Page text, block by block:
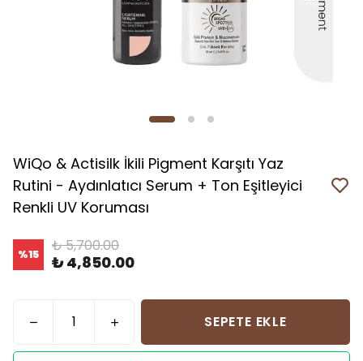
WiQo & Actisilk İkili Pigment Karşıtı Yaz
Rutini - Aydınlatıcı Serum + Ton Eşitleyici
Renkli UV Koruması
%15 ₺ 5,700.00
₺ 4,850.00
SEPETE EKLE